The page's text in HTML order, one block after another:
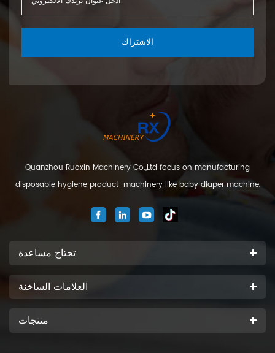
الاشتراك
Quanzhou Ruoxin Machinery Co.,Ltd focus on manufacturing
disposable hygiene product machinery like baby diaper machine,
machine. We are located in Jinjiang city, Fujian Province, China. And
تحتاج مساعدة
العلامات الساخنة
منتجات